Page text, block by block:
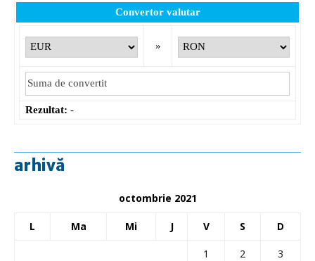
Convertor valutar
»
Rezultat: -
arhivă
octombrie 2021
L Ma Mi J V S D
1 2
3